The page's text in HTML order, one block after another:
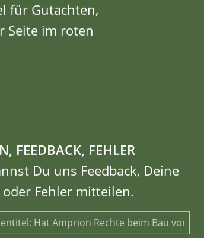
für Gutachten,
Seite im roten
FEEDBACK, FEHLER
Du uns Feedback, Deine
oder Fehler mitteilen.